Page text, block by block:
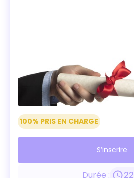
100% PRIS EN CHARGE
S’inscrire
Durée : 22